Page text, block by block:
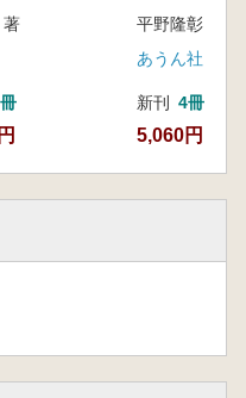
下向に供奉する関東
国・尾張国篠木荘
用語
署―執権・連署制の
著
平野隆彰 著
あうん社
新刊 4冊
5,060円